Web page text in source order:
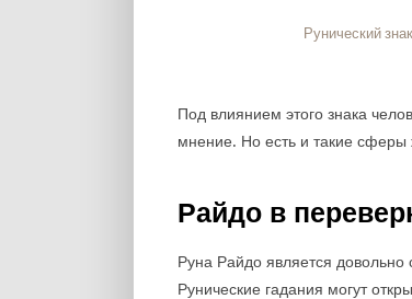
Рунический
Под влиянием этого знака
мнение. Но есть и такие сферы
Райдо в
Руна Райдо является
Рунические гадания могут